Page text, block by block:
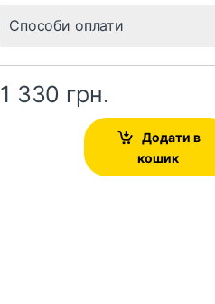
Способи оплати
1 330 грн.
Додати в
кошик